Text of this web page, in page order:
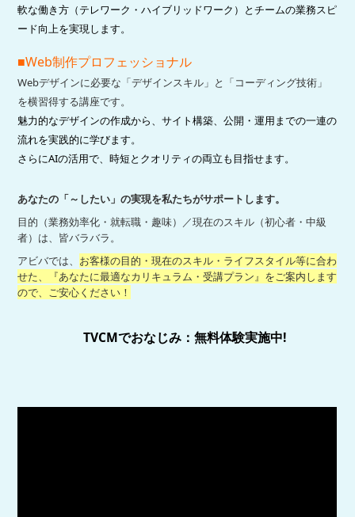
軟な働き方（テレワーク・ハイブリッドワーク）とチームの業務スピ
ード向上を実現します。
■Web制作プロフェッショナル
Webデザインに必要な「デザインスキル」と「コーディング技術」
を横習得する講座です。
魅力的なデザインの作成から、サイト構築、公開・運用までの一連の
流れを実践的に学びます。
さらにAIの活用で、時短とクオリティの両立も目指せます。
あなたの「～したい」の実現を私たちがサポートします。
目的（業務効率化・就転職・趣味）／現在のスキル（初心者・中級
者）は、皆バラバラ。
アビバでは、 お客様の目的・現在のスキル・ライフスタイル等に合わ
せた、『あなたに最適なカリキュラム・受講プラン』をご案内します
ので、ご安心ください！
TVCMでおなじみ：無料体験実施中!